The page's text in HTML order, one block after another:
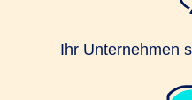
Ihr Unternehmen